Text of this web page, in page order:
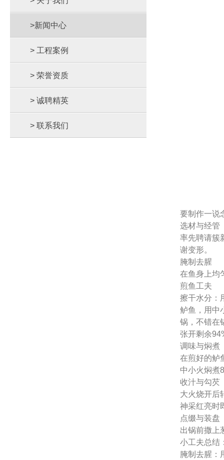
>新闻中心
> 工程案例
> 荣誉资质
> 诚聘精英
> 联系我们
要制作一说
选材与经管
率先聘请簇
谢变形。
腌制去腥
在鱼身上均
煎鱼工夫
擦干水分：
鲈鱼，用中
锅，不错在
张开剩余
调味与焖煮
在煎好的鲈
中小火焖煮
收汁与勾芡
大火烧开后
神采红亮时
点缀与装盘
出锅前撒上
小工夫总结
腌制去腥：